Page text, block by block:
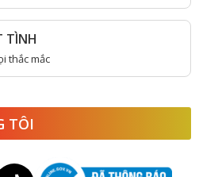
TÌNH
thắc mắc
TÔI